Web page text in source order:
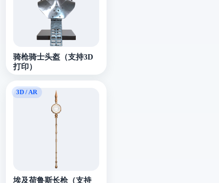
骑枪骑士头盔（支持3D
打印）
埃及荷鲁斯长枪（支持